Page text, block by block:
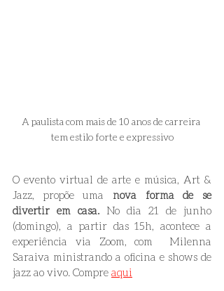
A paulista com mais de 10 anos de carreira
tem estilo forte e expressivo
O evento virtual de arte e música, Art &
Jazz, propõe uma nova forma de se
divertir em casa. No dia 21 de junho
(domingo), a partir das 15h, acontece a
experiência via Zoom, com  Milenna
Saraiva ministrando a oficina e shows de
jazz ao vivo. Compre aqui